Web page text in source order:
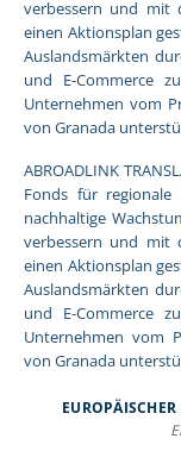
verbessern und mit
einen Aktionsplan
Auslandsmärkten
und E-Commerce
Unternehmen vom
von Granada
ABROADLINK
Fonds für regionale
nachhaltige
verbessern und mit
einen Aktionsplan
Auslandsmärkten
und E-Commerce
Unternehmen vom
von Granada